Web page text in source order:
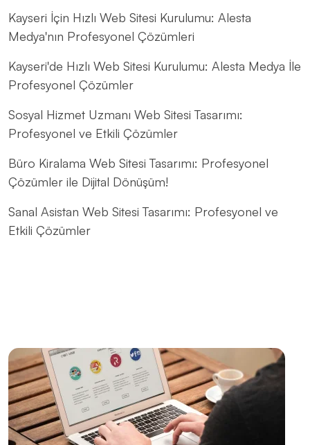
Kayseri İçin Hızlı Web Sitesi Kurulumu: Alesta
Medya'nın Profesyonel Çözümleri
Kayseri'de Hızlı Web Sitesi Kurulumu: Alesta Medya İle
Profesyonel Çözümler
Sosyal Hizmet Uzmanı Web Sitesi Tasarımı:
Profesyonel ve Etkili Çözümler
Büro Kiralama Web Sitesi Tasarımı: Profesyonel
Çözümler ile Dijital Dönüşüm!
Sanal Asistan Web Sitesi Tasarımı: Profesyonel ve
Etkili Çözümler
Kariyer Danışmanlığı Web Sitesi Tasarımı: Başarılı Bir
İnternet Varlığı Oluşturmanın Yolları
Freelancer Web Sitesi Tasarımı: Profesyonel
Çözümler Alesta Medya'dan!